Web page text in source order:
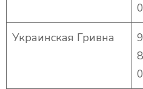
0
Украинская Гривна
9
8
0